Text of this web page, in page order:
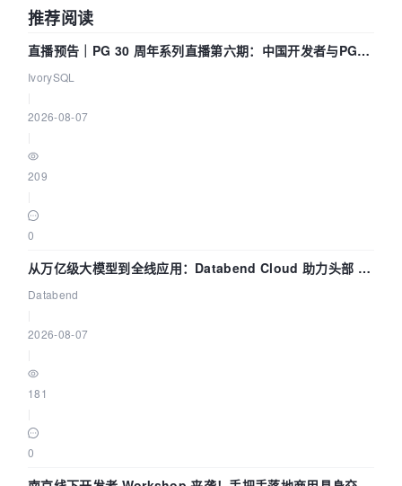
推荐阅读
直播预告｜PG 30 周年系列直播第六期：中国开发者与PG内
核——我们改得动吗？我们贡献了什么？
IvorySQL
2026-08-07
209
0
从万亿级大模型到全线应用：Databend Cloud 助力头部 AI
企业构建全链路 Trace 数据管道
Databend
2026-08-07
181
0